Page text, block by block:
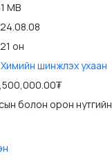
MB
он
шинжлэх ухаан
болон орон